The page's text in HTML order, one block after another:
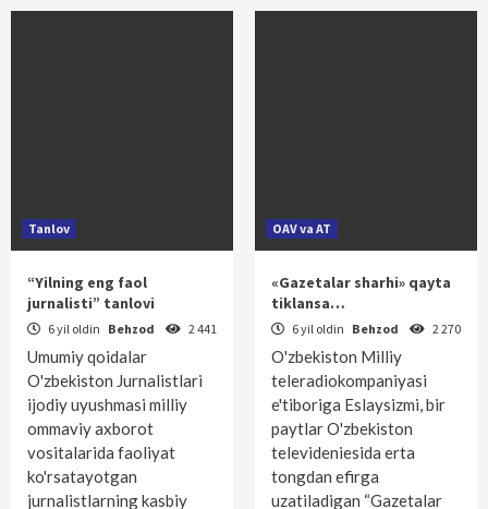
Tanlov
“Yilning eng faol
jurnalisti” tanlovi
6 yil oldin Behzod 2 441
Umumiy qoidalar
O'zbekiston Jurnalistlari
ijodiy uyushmasi milliy
ommaviy axborot
vositalarida faoliyat
ko'rsatayotgan
jurnalistlarning kasbiy
OAV va AT
«Gazetalar sharhi» qayta
tiklansa…
6 yil oldin Behzod 2 270
O'zbekiston Milliy
teleradiokompaniyasi
e'tiboriga Eslaysizmi, bir
paytlar O'zbekiston
televideniesida erta
tongdan efirga
uzatiladigan “Gazetalar